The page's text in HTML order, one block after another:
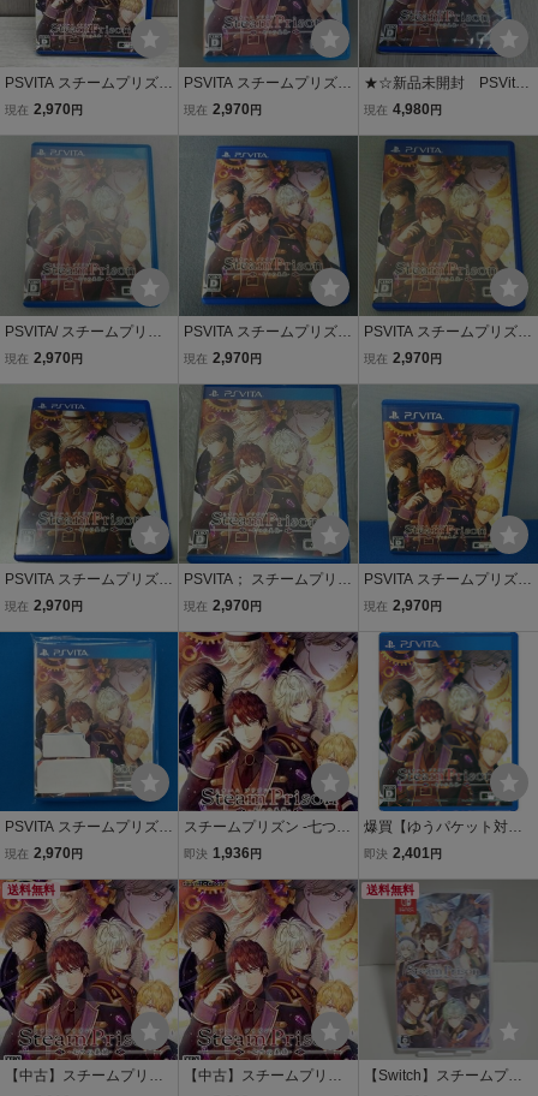
PSVITA スチームプリズン
-七つの美徳-
現在 2,970 円
PSVITA スチームプリズン
-七つの美徳-
現在 2,970 円
★☆新品未開封 PSVita
スチームプリズン -七つの
現在 4,980 円
PSVITA/ スチームプリズ
ン -七つの美徳-
現在 2,970 円
PSVITA スチームプリズン
-七つの美徳-
現在 2,970 円
PSVITA スチームプリズン
-七つの美徳-
現在 2,970 円
PSVITA スチームプリズン
-七つの美徳-
現在 2,970 円
PSVITA； スチームプリズ
ン -七つの美徳-
現在 2,970 円
PSVITA スチームプリズン
-七つの美徳-
現在 2,970 円
PSVITA スチームプリズン
-七つの美徳-
現在 2,970 円
スチームプリズン -七つの
美徳-/PSVITA
即決 1,936 円
爆買【ゆうパケット対
応】スチームプリズン -
即決 2,401円
送料無料
【中古】スチームプリズ
【中古】スチームプリズ
送料無料
【Switch】スチームプリ